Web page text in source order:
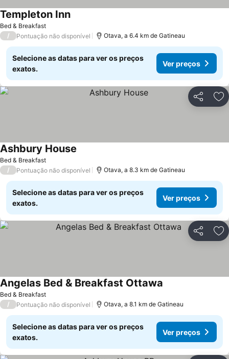
Bed & Breakfast
Templeton Inn
/ Pontuação não disponível Otava, a 6.4 km de Gatineau
Selecione as datas para ver os preços
exatos.
Ver preços
Partilhar
Bed & Breakfast
Ashbury House
/ Pontuação não disponível Otava, a 8.3 km de Gatineau
Selecione as datas para ver os preços
exatos.
Ver preços
Partilhar
Bed & Breakfast
Angelas Bed & Breakfast Ottawa
/ Pontuação não disponível Otava, a 8.1 km de Gatineau
Selecione as datas para ver os preços
exatos.
Ver preços